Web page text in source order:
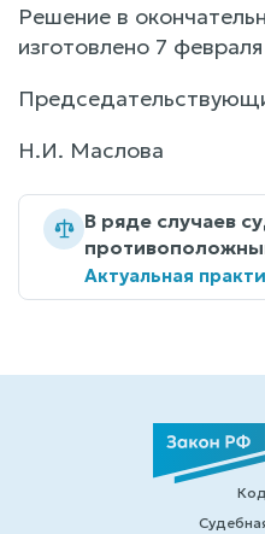
Решение в
изготовлено 7
Н.И. Маслова
В ряде случаев
Актуальная